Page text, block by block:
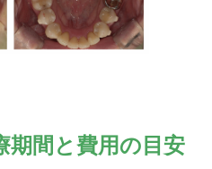
間と費用の目安